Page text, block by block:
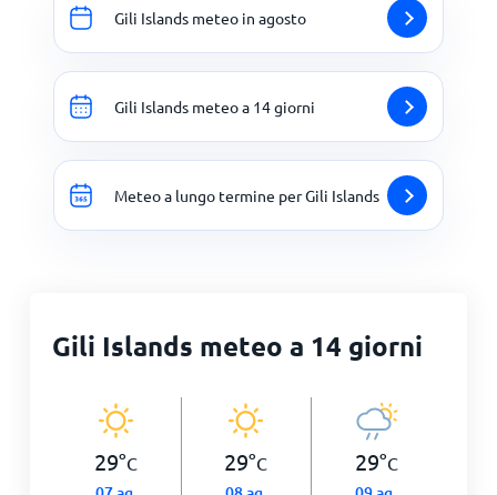
Gili Islands meteo in agosto
Gili Islands meteo a 14 giorni
Meteo a lungo termine per Gili Islands
Gili Islands meteo a 14 giorni
29°C 29°C 29°C